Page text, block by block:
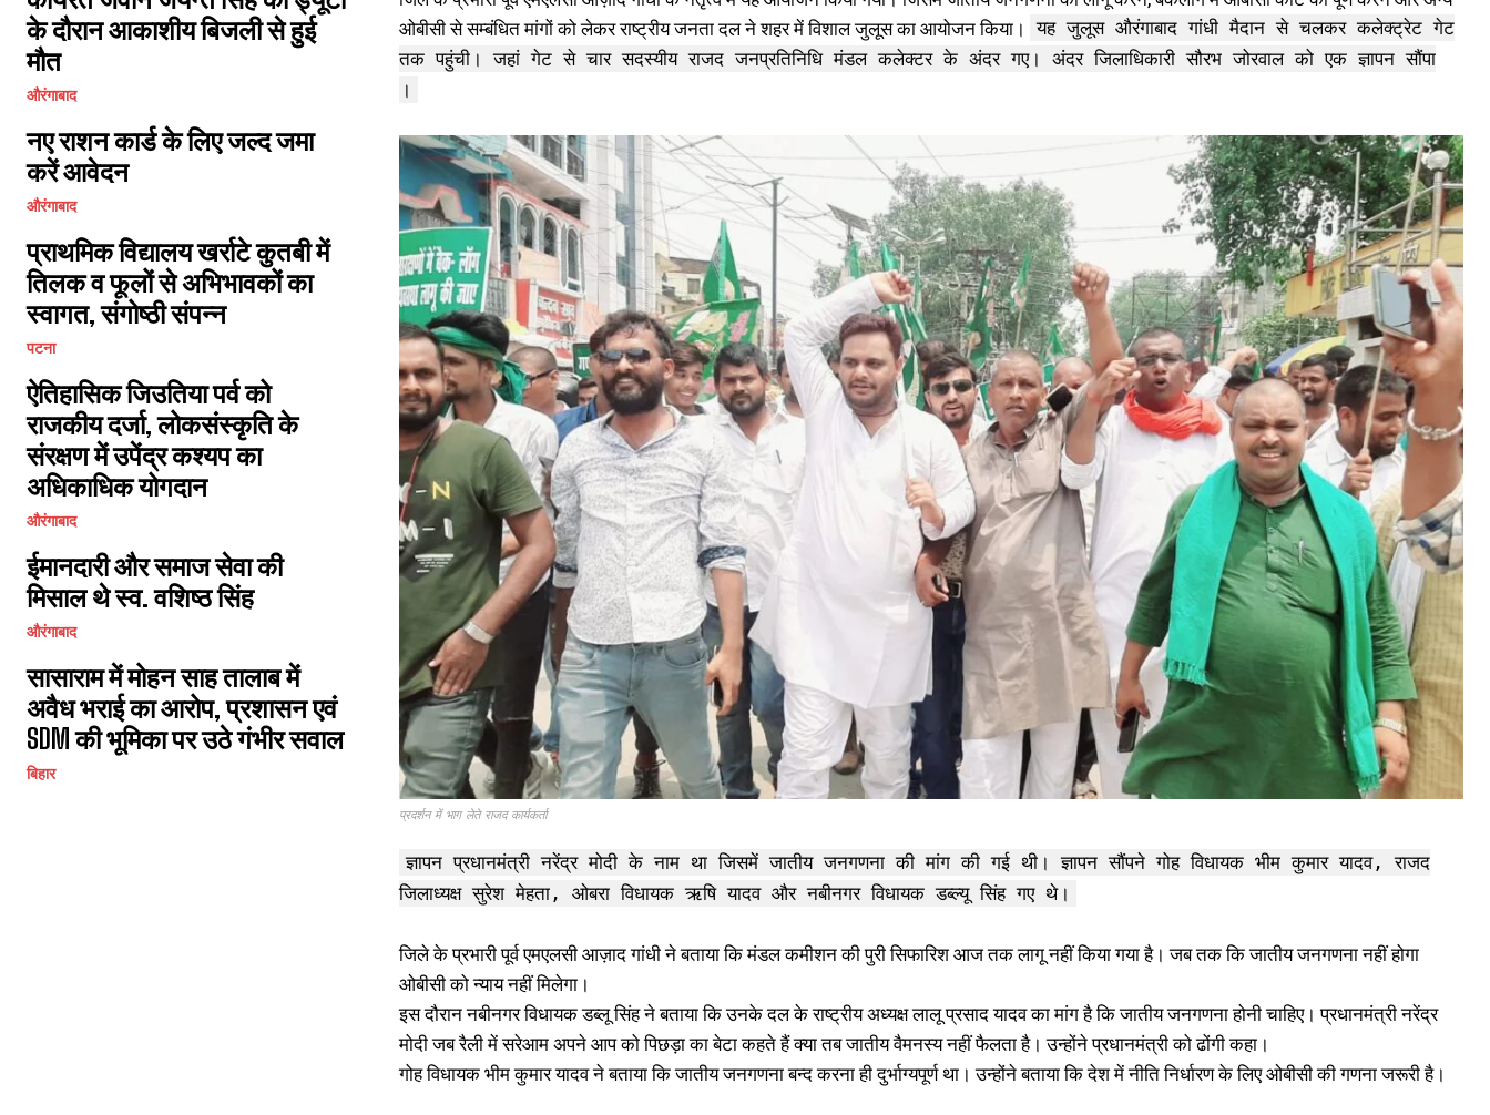
I WANT IN
I've read and accept thePrivacy Policy
के दौरान आकाशीय बिजली से हुई
मौत
औरंगाबाद
नए राशन कार्ड के लिए जल्द जमा
करें आवेदन
औरंगाबाद
प्राथमिक विद्यालय खर्राटे कुतबी में
तिलक व फूलों से अभिभावकों का
स्वागत, संगोष्ठी संपन्न
पटना
ऐतिहासिक जिउतिया पर्व को
राजकीय दर्जा, लोकसंस्कृति के
संरक्षण में उपेंद्र कश्यप का
अधिकाधिक योगदान
औरंगाबाद
ईमानदारी और समाज सेवा की
मिसाल थे स्व. वशिष्ठ सिंह
औरंगाबाद
सासाराम में मोहन साह तालाब में
अवैध भराई का आरोप, प्रशासन एवं
SDM की भूमिका पर उठे गंभीर सवाल
बिहार
ओबीसी से सम्बंधित मांगों को लेकर राष्ट्रीय जनता दल ने शहर में विशाल जुलूस का आयोजन किया।
यह जुलूस औरंगाबाद गांधी मैदान से चलकर कलेक्ट्रेट गेट
तक पहुंची। जहां गेट से चार सदस्यीय राजद जनप्रतिनिधि मंडल कलेक्टर के अंदर गए। अंदर जिलाधिकारी सौरभ जोरवाल को एक ज्ञापन सौंपा
।
प्रदर्शन में भाग लेते राजद कार्यकर्ता
ज्ञापन प्रधानमंत्री नरेंद्र मोदी के नाम था जिसमें जातीय जनगणना की मांग की गई थी। ज्ञापन सौंपने गोह विधायक भीम कुमार यादव, राजद
जिलाध्यक्ष सुरेश मेहता, ओबरा विधायक ऋषि यादव और नबीनगर विधायक डब्ल्यू सिंह गए थे।
जिले के प्रभारी पूर्व एमएलसी आज़ाद गांधी ने बताया कि मंडल कमीशन की पुरी सिफारिश आज तक लागू नहीं किया गया है। जब तक कि जातीय जनगणना नहीं होगा
ओबीसी को न्याय नहीं मिलेगा।
इस दौरान नबीनगर विधायक डब्लू सिंह ने बताया कि उनके दल के राष्ट्रीय अध्यक्ष लालू प्रसाद यादव का मांग है कि जातीय जनगणना होनी चाहिए। प्रधानमंत्री नरेंद्र
मोदी जब रैली में सरेआम अपने आप को पिछड़ा का बेटा कहते हैं क्या तब जातीय वैमनस्य नहीं फैलता है। उन्होंने प्रधानमंत्री को ढोंगी कहा।
गोह विधायक भीम कुमार यादव ने बताया कि जातीय जनगणना बन्द करना ही दुर्भाग्यपूर्ण था। उन्होंने बताया कि देश में नीति निर्धारण के लिए ओबीसी की गणना जरूरी है।